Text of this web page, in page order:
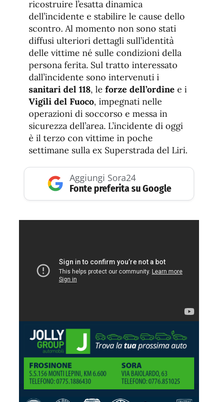
ricostruire l’esatta dinamica
dell’incidente e stabilire le cause dello
scontro. Al momento non sono stati
diffusi ulteriori dettagli sull’identità
delle vittime né sulle condizioni della
persona ferita. Sul tratto interessato
dall’incidente sono intervenuti i
sanitari del 118, le forze dell’ordine e i
Vigili del Fuoco, impegnati nelle
operazioni di soccorso e messa in
sicurezza dell’area. L’incidente di oggi
è il terzo con vittime in poche
settimane sulla ex Superstrada del Liri.
Aggiungi Sora24
Fonte preferita su Google